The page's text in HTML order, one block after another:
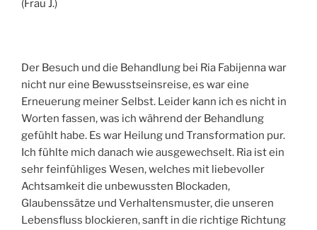
(Frau J.)
Der Besuch und die Behandlung bei Ria Fabijenna war
nicht nur eine Bewusstseinsreise, es war eine
Erneuerung meiner Selbst. Leider kann ich es nicht in
Worten fassen, was ich während der Behandlung
gefühlt habe. Es war Heilung und Transformation pur.
Ich fühlte mich danach wie ausgewechselt. Ria ist ein
sehr feinfühliges Wesen, welches mit liebevoller
Achtsamkeit die unbewussten Blockaden,
Glaubenssätze und Verhaltensmuster, die unseren
Lebensfluss blockieren, sanft in die richtige Richtung